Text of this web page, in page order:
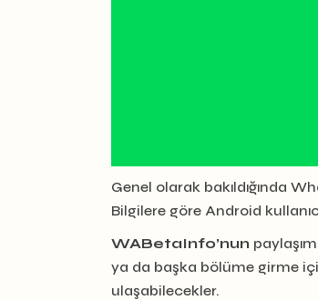
Genel olarak bakıldığında
Bilgilere göre Android
WABetaInfo’nun
ya da başka bölüme girme
ulaşabilecekler.